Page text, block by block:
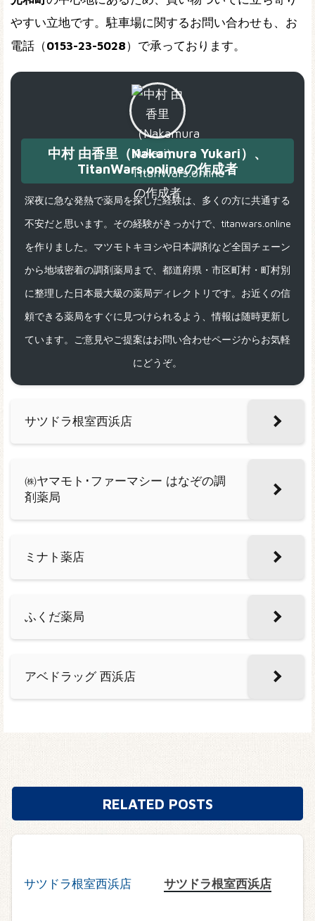
やすい立地です。駐車場に関するお問い合わせも、お
電話（0153-23-5028）で承っております。
中村 由香里（Nakamura Yukari）、
TitanWars.onlineの作成者
深夜に急な発熱で薬局を探した経験は、多くの方に共通する
不安だと思います。その経験がきっかけで、titanwars.online
を作りました。マツモトキヨシや日本調剤など全国チェーン
から地域密着の調剤薬局まで、都道府県・市区町村・町村別
に整理した日本最大級の薬局ディレクトリです。お近くの信
頼できる薬局をすぐに見つけられるよう、情報は随時更新し
ています。ご意見やご提案はお問い合わせページからお気軽
にどうぞ。
サツドラ根室西浜店
㈱ヤマモト･ファーマシー はなぞの調
剤薬局
ミナト薬店
ふくだ薬局
アベドラッグ 西浜店
RELATED POSTS
サツドラ根室西浜店